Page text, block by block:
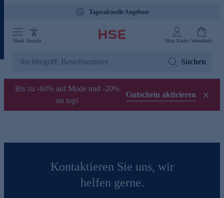
Tagesaktuelle Angebote
Menü Ansicht Mein Konto Warenkorb
Suchen
Bis zu -60% auf Mode und -20%
on top!
Gutschein aktivieren
Kontaktieren Sie uns, wir
helfen gerne.